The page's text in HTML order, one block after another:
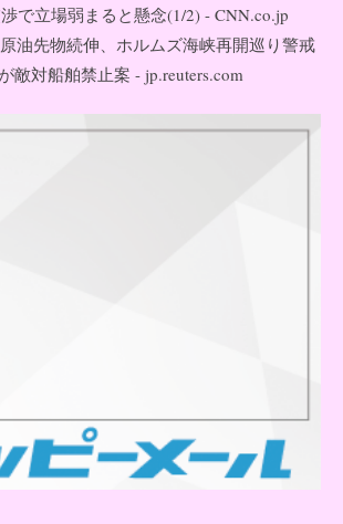
で立場弱まると懸念(1/2) - CNN.co.jp
油先物続伸、ホルムズ海峡再開巡り警戒
敵対船舶禁止案 - jp.reuters.com